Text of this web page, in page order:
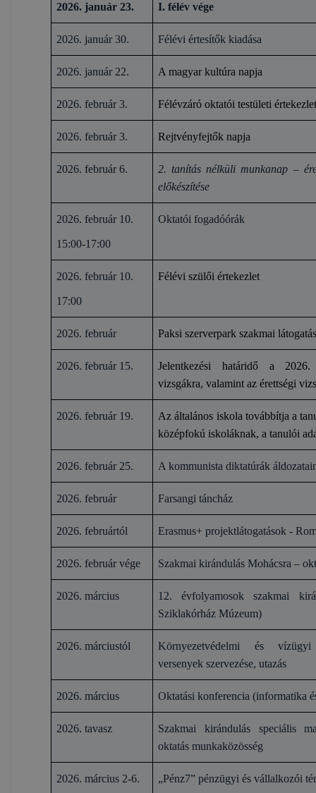
2026. január 23. I. félév vége
2026. január 30. Félévi értesítők kiadása
2026. január 22. A magyar kultúra napja
2026. február 3. Félévzáró oktatói testületi
2026. február 3. Rejtvényfejtők napja
2026. február 6.
2. tanítás nélküli munkanap –
előkészítése
2026. február 10.
15:00-17:00
Oktatói fogadóórák
2026. február 10.
17:00
Félévi szülői értekezlet
2026. február Paksi szerverpark szakmai
2026. február 15.
Jelentkezési határidő a 2026.
vizsgákra, valamint az érettségi
2026. február 19.
Az általános iskola továbbítja a
középfokú iskoláknak, a tanulói
2026. február 25. A kommunista diktatúrák
2026. február Farsangi táncház
2026. februártól Erasmus+ projektlátogatások -
2026. február vége Szakmai kirándulás Mohácsra –
2026. március
12. évfolyamosok szakmai
Sziklakórház Múzeum)
2026. márciustól
Környezetvédelmi és
versenyek szervezése, utazás
2026. március Oktatási konferencia (informatika
2026. tavasz
Szakmai kirándulás speciális
oktatás munkaközösség
2026. március 2-6. „Pénz7” pénzügyi és vállalkozói